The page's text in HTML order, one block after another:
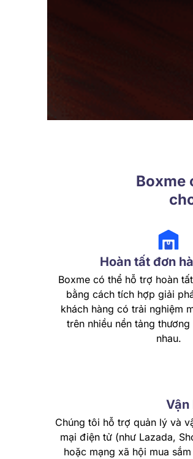
Boxme
Hoàn tất đơn
Boxme có thể hỗ trợ hoàn
bằng cách tích hợp giải
khách hàng có trải nghiệm
trên nhiều nền tảng
nhau.
Vận
Chúng tôi hỗ trợ quản lý và
mại điện tử (như Lazada,
hoặc mạng xã hội mua